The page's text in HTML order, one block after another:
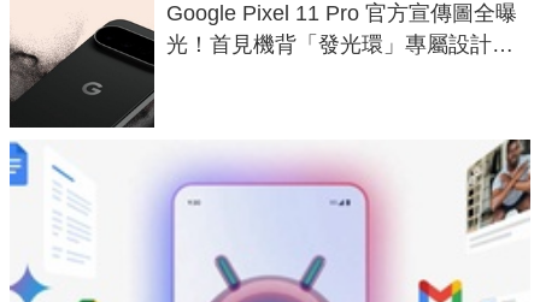
Google Pixel 11 Pro 官方宣傳圖全曝
光！首見機背「發光環」專屬設計、